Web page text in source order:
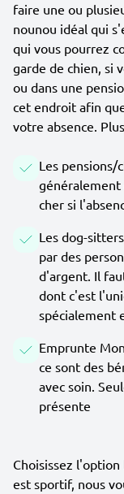
faire une ou
nounou idéal qui
qui vous pourrez
garde de chien, si
ou dans une
cet endroit afin
votre absence.
Les pensions/
cher si
Les dog-
par des
d'argent. Il
dont c'est
spécialement
Emprunte
ce sont des
avec soin.
présente
Choisissez
est sportif, nous